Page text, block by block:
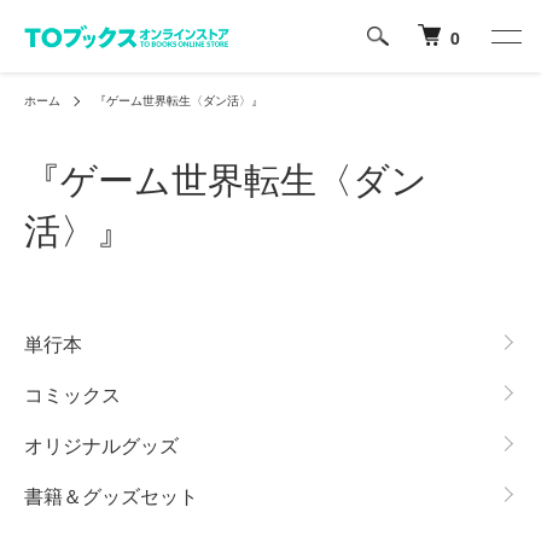
0
ホーム 『ゲーム世界転生〈ダン活〉』
『ゲーム世界転生〈ダン
活〉』
単行本
コミックス
オリジナルグッズ
書籍＆グッズセット